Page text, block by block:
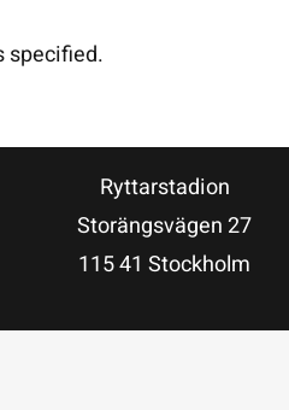
specified.
Ryttarstadion
Storängsvägen 27
115 41 Stockholm